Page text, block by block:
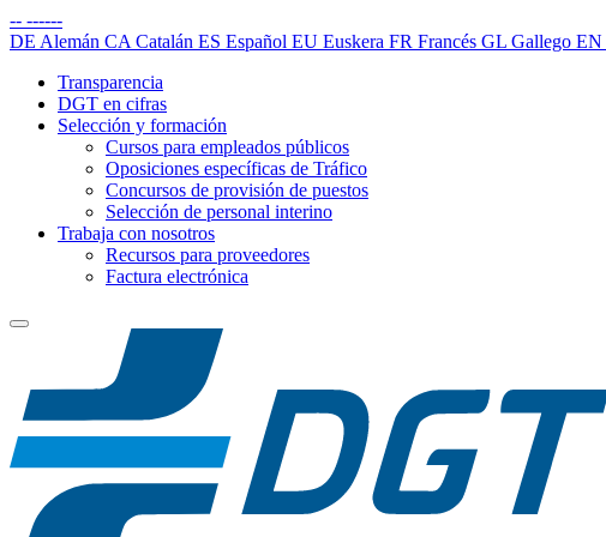
-- ------
DE Alemán CA Catalán ES Español EU Euskera FR Francés GL Gallego EN
Transparencia
DGT en cifras
Selección y formación
Cursos para empleados públicos
Oposiciones específicas de Tráfico
Concursos de provisión de puestos
Selección de personal interino
Trabaja con nosotros
Recursos para proveedores
Factura electrónica